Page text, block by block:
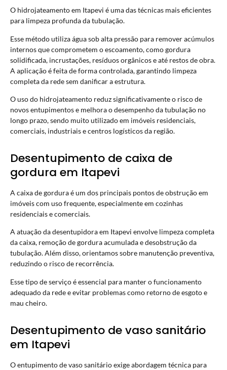
O hidrojateamento em Itapevi é uma das técnicas mais eficientes
para limpeza profunda da tubulação.
Esse método utiliza água sob alta pressão para remover acúmulos
internos que comprometem o escoamento, como gordura
solidificada, incrustações, resíduos orgânicos e até restos de obra.
A aplicação é feita de forma controlada, garantindo limpeza
completa da rede sem danificar a estrutura.
O uso do hidrojateamento reduz significativamente o risco de
novos entupimentos e melhora o desempenho da tubulação no
longo prazo, sendo muito utilizado em imóveis residenciais,
comerciais, industriais e centros logísticos da região.
Desentupimento de caixa de
gordura em Itapevi
A caixa de gordura é um dos principais pontos de obstrução em
imóveis com uso frequente, especialmente em cozinhas
residenciais e comerciais.
A atuação da desentupidora em Itapevi envolve limpeza completa
da caixa, remoção de gordura acumulada e desobstrução da
tubulação. Além disso, orientamos sobre manutenção preventiva,
reduzindo o risco de recorrência.
Esse tipo de serviço é essencial para manter o funcionamento
adequado da rede e evitar problemas como retorno de esgoto e
mau cheiro.
Desentupimento de vaso sanitário
em Itapevi
O entupimento de vaso sanitário exige abordagem técnica para